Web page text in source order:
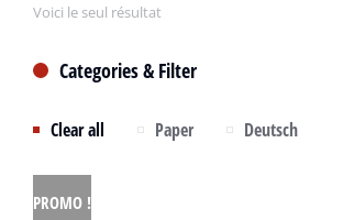
Voici le seul résultat
Categories & Filter
Clear all Paper Deutsch
PROMO !